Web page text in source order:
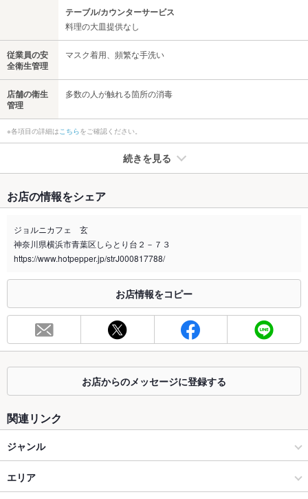
テーブル/カウンターサービス
料理の大皿提供なし
従業員の安
全衛生管理
マスク着用、頻繁な手洗い
店舗の衛生
管理
多数の人が触れる箇所の消毒
※各項目の詳細は こちらをご確認ください。
続きを見る
禁煙・喫煙
全席禁煙
喫煙専用室 なし
合わせください。
お席
11席(【店内】2名様×2卓、4名様×1卓 【テラス】2名×1卓)
容人数
個室 なし ：個室はございません
座敷
掘りごたつ
カウンター
お店の情報をシェア
ジョルニカフェ 玄
神奈川県横浜市青葉区しらとり台２－７３
https://www.hotpepper.jp/strJ000817788/
お店情報をコピー
お店からのメッセージに登録する
関連リンク
ジャンル
カフェ・スイーツ
エリア